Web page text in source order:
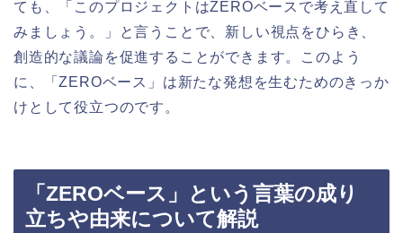
ても、「このプロジェクトはZEROベースで考え直して
みましょう。」と言うことで、新しい視点をひらき、
創造的な議論を促進することができます。このよう
に、「ZEROベース」は新たな発想を生むためのきっか
けとして役立つのです。
「ZEROベース」という言葉の成り
立ちや由来について解説